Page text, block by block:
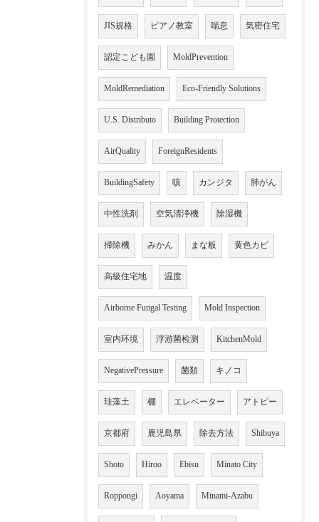
JIS規格 ピアノ教室 喘息 気密住宅
認定こども園 MoldPrevention
MoldRemediation Eco-Friendly Solutions
U.S. Distributo Building Protection
AirQuality ForeignResidents
BuildingSafety 咳 カンジタ 肺がん
中性洗剤 空気清浄機 除湿機
掃除機 みかん まな板 黄色カビ
高級住宅地 温度
Airborne Fungal Testing Mold Inspection
室内环境 浮游菌检测 KitchenMold
NegativePressure 菌類 キノコ
珪藻土 棚 エレベーター アトピー
京都府 鹿児島県 除去方法 Shibuya
Shoto Hiroo Ebisu Minato City
Roppongi Aoyama Minami-Azabu